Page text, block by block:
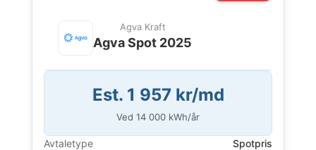
Agva Kraft
Agva Spot 2025
Est. 1 957 kr/md
Ved 14 000 kWh/år
Avtaletype
Spotpris